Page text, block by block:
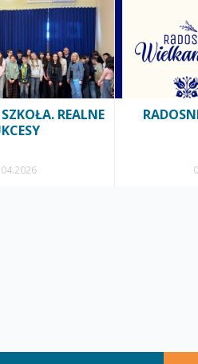
REALNE